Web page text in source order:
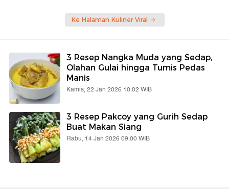
Ke Halaman Kuliner Viral
3 Resep Nangka Muda yang Sedap,
Olahan Gulai hingga Tumis Pedas
Manis
Kamis, 22 Jan 2026 10:02 WIB
3 Resep Pakcoy yang Gurih Sedap
Buat Makan Siang
Rabu, 14 Jan 2026 09:00 WIB